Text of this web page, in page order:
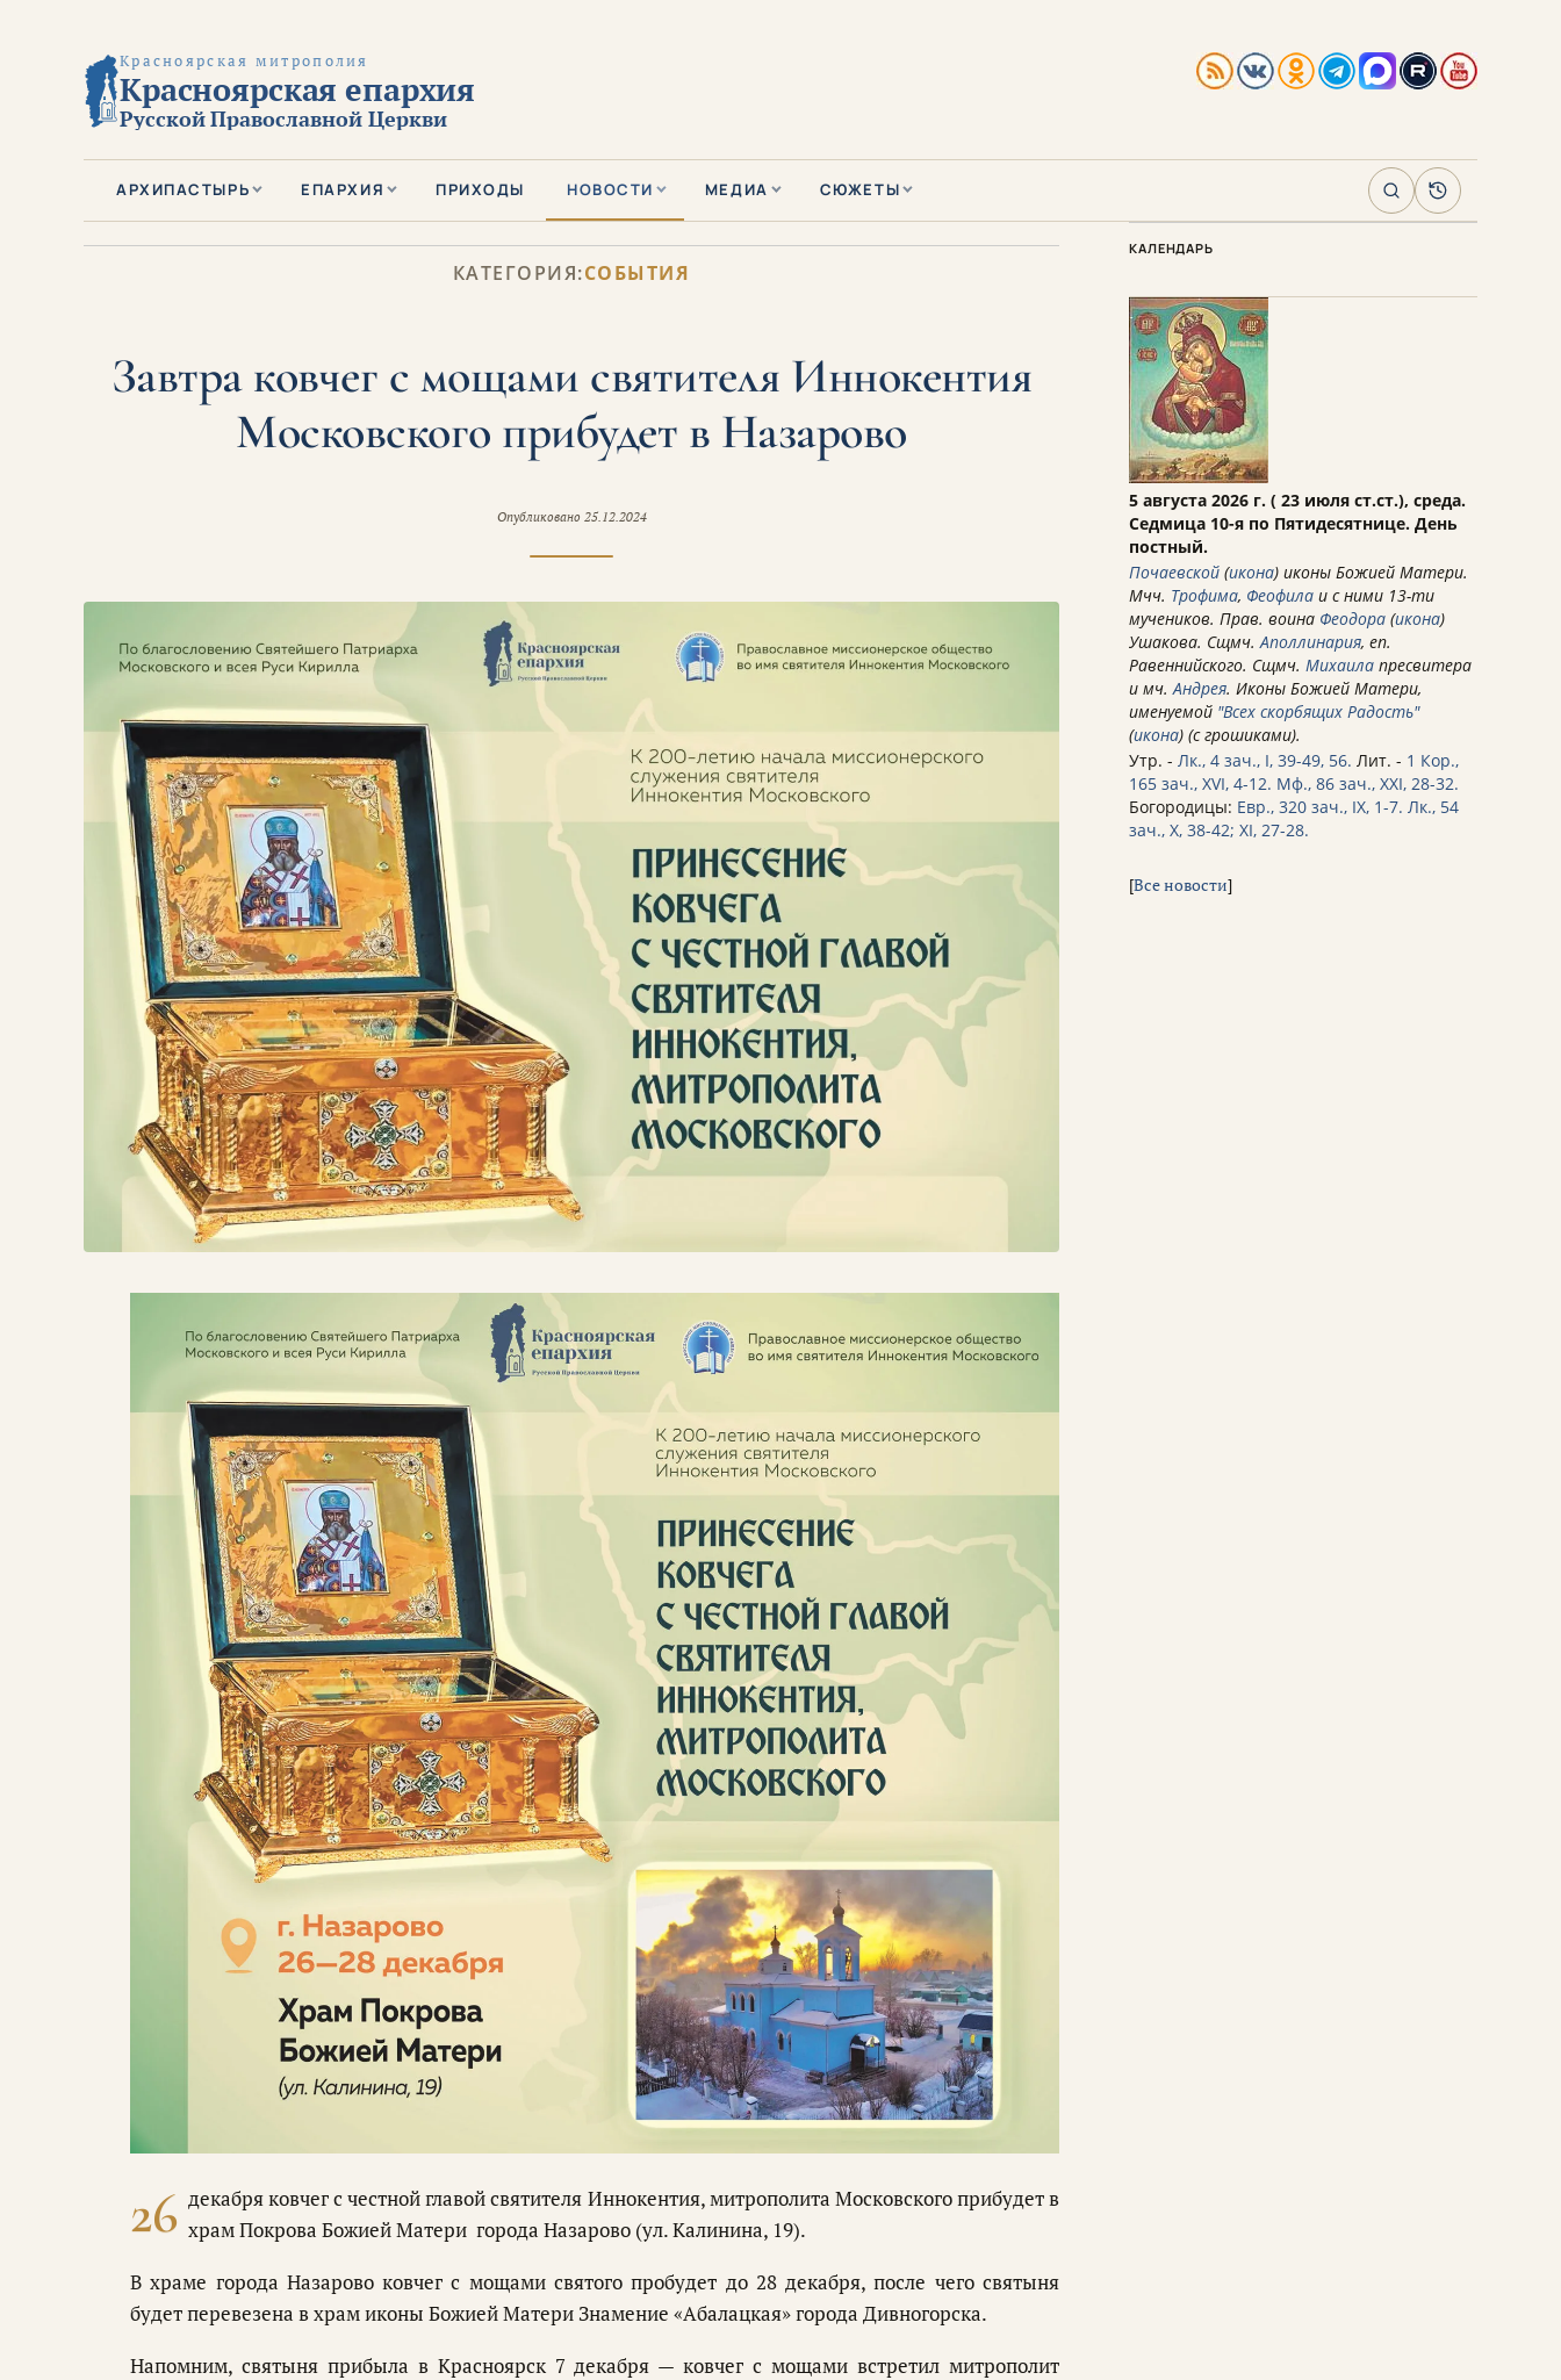
Красноярская митрополия
Красноярская епархия
Русской Православной Церкви
АРХИПАСТЫРЬ ЕПАРХИЯ ПРИХОДЫ НОВОСТИ МЕДИА СЮЖЕТЫ ПоискАрхив
КАТЕГОРИЯ:СОБЫТИЯ
Завтра ковчег с мощами святителя Иннокентия
Московского прибудет в Назарово
Опубликовано 25.12.2024
26 декабря ковчег с честной главой святителя Иннокентия, митрополита Московского прибудет в
храм Покрова Божией Матери города Назарово (ул. Калинина, 19).
В храме города Назарово ковчег с мощами святого пробудет до 28 декабря, после чего святыня
будет перевезена в храм иконы Божией Матери Знамение «Абалацкая» города Дивногорска.
Напомним, святыня прибыла в Красноярск 7 декабря — ковчег с мощами встретил митрополит
КАЛЕНДАРЬ
5 августа 2026 г. ( 23 июля ст.ст.), среда.
Седмица 10-я по Пятидесятнице. День
постный.
Почаевской (икона) иконы Божией Матери.
Мчч. Трофима, Феофила и с ними 13-ти
мучеников. Прав. воина Феодора (икона)
Ушакова. Сщмч.Аполлинария, еп.
Равеннийского. Сщмч. Михаила пресвитера
и мч.Андрея. Иконы Божией Матери,
именуемой "Всех скорбящих Радость"
(икона) (с грошиками).
Утр. - Лк., 4 зач., I, 39-49, 56. Лит. - 1 Кор.,
165 зач., XVI, 4-12. Мф., 86 зач., XXI, 28-32.
Богородицы: Евр., 320 зач., IX, 1-7. Лк., 54
зач., X, 38-42; XI, 27-28.
[Все новости]